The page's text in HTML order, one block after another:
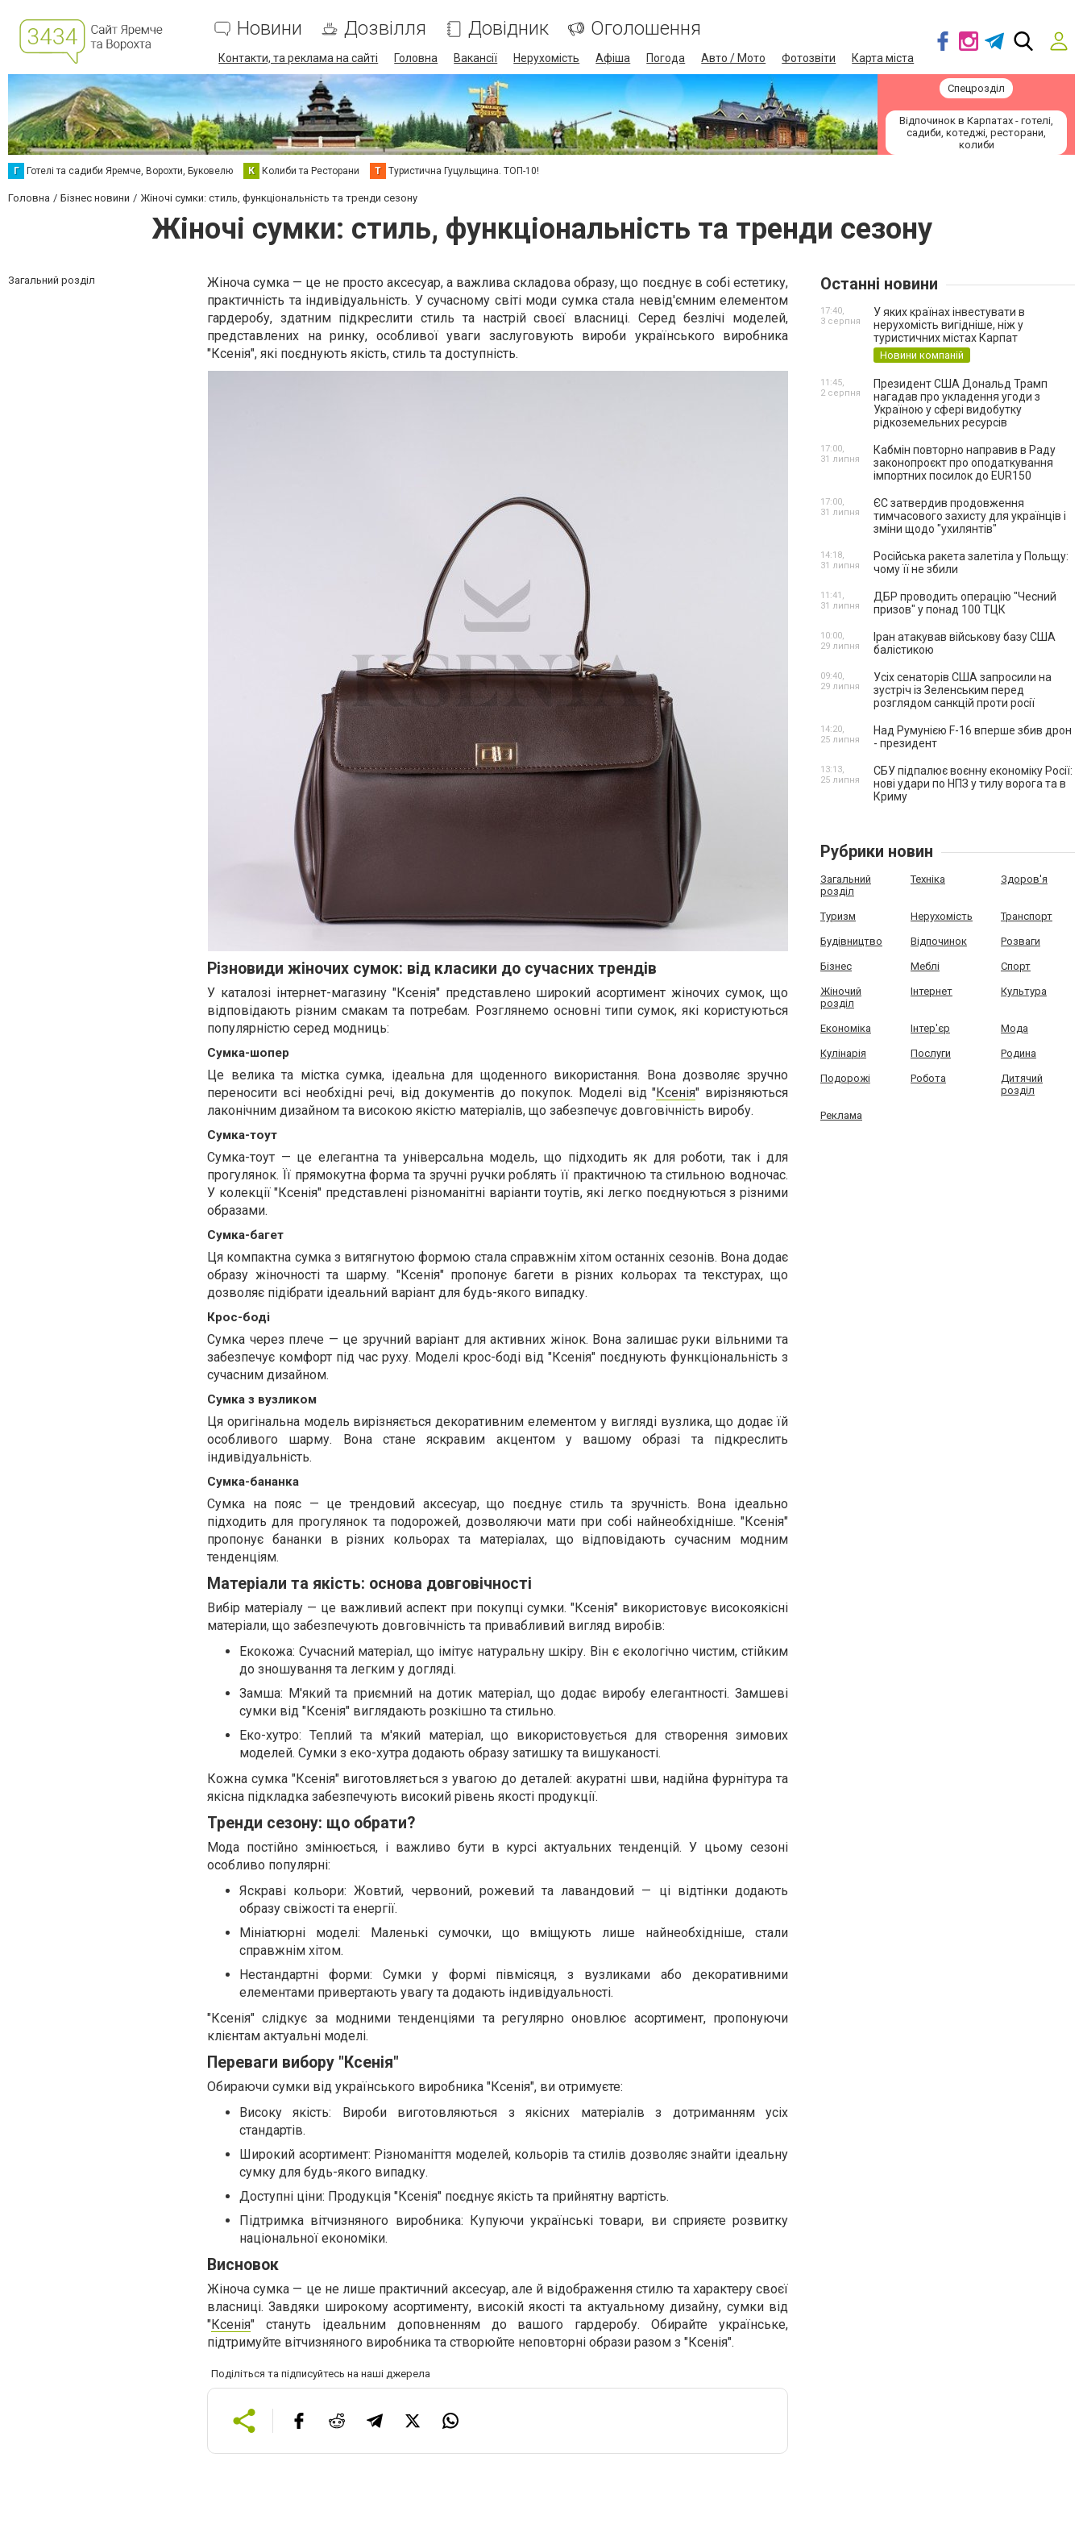
Новини Дозвілля Довідник Оголошення
Контакти, та реклама на сайті Головна Вакансії Нерухомість Афіша Погода Авто / Мото Фотозвіти Карта міста
Спецрозділ
Відпочинок в Карпатах - готелі,
садиби, котеджі, ресторани,
колиби
Г Готелі та садиби Яремче, Ворохти, Буковелю К Колиби та Ресторани Т Туристична Гуцульщина. ТОП-10!
Головна Бізнес новини Жіночі сумки: стиль, функціональність та тренди сезону
Жіночі сумки: стиль, функціональність та тренди сезону
Загальний розділ
Жіноча сумка — це не просто аксесуар, а важлива складова образу, що поєднує в собі естетику,
практичність та індивідуальність. У сучасному світі моди сумка стала невід'ємним елементом
гардеробу, здатним підкреслити стиль та настрій своєї власниці. Серед безлічі моделей,
представлених на ринку, особливої уваги заслуговують вироби українського виробника
"Ксенія", які поєднують якість, стиль та доступність.
Різновиди жіночих сумок: від класики до сучасних трендів
У каталозі інтернет-магазину "Ксенія" представлено широкий асортимент жіночих сумок, що
відповідають різним смакам та потребам. Розглянемо основні типи сумок, які користуються
популярністю серед модниць:
Сумка-шопер
Це велика та містка сумка, ідеальна для щоденного використання. Вона дозволяє зручно
переносити всі необхідні речі, від документів до покупок. Моделі від "Ксенія" вирізняються
лаконічним дизайном та високою якістю матеріалів, що забезпечує довговічність виробу.
Сумка-тоут
Сумка-тоут — це елегантна та універсальна модель, що підходить як для роботи, так і для
прогулянок. Її прямокутна форма та зручні ручки роблять її практичною та стильною водночас.
У колекції "Ксенія" представлені різноманітні варіанти тоутів, які легко поєднуються з різними
образами.
Сумка-багет
Ця компактна сумка з витягнутою формою стала справжнім хітом останніх сезонів. Вона додає
образу жіночності та шарму. "Ксенія" пропонує багети в різних кольорах та текстурах, що
дозволяє підібрати ідеальний варіант для будь-якого випадку.
Крос-боді
Сумка через плече — це зручний варіант для активних жінок. Вона залишає руки вільними та
забезпечує комфорт під час руху. Моделі крос-боді від "Ксенія" поєднують функціональність з
сучасним дизайном.
Сумка з вузликом
Ця оригінальна модель вирізняється декоративним елементом у вигляді вузлика, що додає їй
особливого шарму. Вона стане яскравим акцентом у вашому образі та підкреслить
індивідуальність.
Сумка-бананка
Сумка на пояс — це трендовий аксесуар, що поєднує стиль та зручність. Вона ідеально
підходить для прогулянок та подорожей, дозволяючи мати при собі найнеобхідніше. "Ксенія"
пропонує бананки в різних кольорах та матеріалах, що відповідають сучасним модним
тенденціям.
Матеріали та якість: основа довговічності
Вибір матеріалу — це важливий аспект при покупці сумки. "Ксенія" використовує високоякісні
матеріали, що забезпечують довговічність та привабливий вигляд виробів:
Екокожа: Сучасний матеріал, що імітує натуральну шкіру. Він є екологічно чистим, стійким
до зношування та легким у догляді.
Замша: М'який та приємний на дотик матеріал, що додає виробу елегантності. Замшеві
сумки від "Ксенія" виглядають розкішно та стильно.
Еко-хутро: Теплий та м'який матеріал, що використовується для створення зимових
моделей. Сумки з еко-хутра додають образу затишку та вишуканості.
Кожна сумка "Ксенія" виготовляється з увагою до деталей: акуратні шви, надійна фурнітура та
якісна підкладка забезпечують високий рівень якості продукції.
Тренди сезону: що обрати?
Мода постійно змінюється, і важливо бути в курсі актуальних тенденцій. У цьому сезоні
особливо популярні:
Яскраві кольори: Жовтий, червоний, рожевий та лавандовий — ці відтінки додають
образу свіжості та енергії.
Мініатюрні моделі: Маленькі сумочки, що вміщують лише найнеобхідніше, стали
справжнім хітом.
Нестандартні форми: Сумки у формі півмісяця, з вузликами або декоративними
елементами привертають увагу та додають індивідуальності.
"Ксенія" слідкує за модними тенденціями та регулярно оновлює асортимент, пропонуючи
клієнтам актуальні моделі.
Переваги вибору "Ксенія"
Обираючи сумки від українського виробника "Ксенія", ви отримуєте:
Високу якість: Вироби виготовляються з якісних матеріалів з дотриманням усіх
стандартів.
Широкий асортимент: Різноманіття моделей, кольорів та стилів дозволяє знайти ідеальну
сумку для будь-якого випадку.
Доступні ціни: Продукція "Ксенія" поєднує якість та прийнятну вартість.
Підтримка вітчизняного виробника: Купуючи українські товари, ви сприяєте розвитку
національної економіки.
Висновок
Жіноча сумка — це не лише практичний аксесуар, але й відображення стилю та характеру своєї
власниці. Завдяки широкому асортименту, високій якості та актуальному дизайну, сумки від
"Ксенія" стануть ідеальним доповненням до вашого гардеробу. Обирайте українське,
підтримуйте вітчизняного виробника та створюйте неповторні образи разом з "Ксенія".
Поділіться та підписуйтесь на наші джерела
Останні новини
У яких країнах інвестувати в
нерухомість вигідніше, ніж у
туристичних містах Карпат
Новини компаній
17:40,
3 серпня
Президент США Дональд Трамп
нагадав про укладення угоди з
Україною у сфері видобутку
рідкоземельних ресурсів
11:45,
2 серпня
Кабмін повторно направив в Раду
законопроєкт про оподаткування
імпортних посилок до EUR150
17:00,
31 липня
ЄС затвердив продовження
тимчасового захисту для українців і
зміни щодо "ухилянтів"
17:00,
31 липня
Російська ракета залетіла у Польщу:
чому її не збили
14:18,
31 липня
ДБР проводить операцію "Чесний
призов" у понад 100 ТЦК
11:41,
31 липня
Іран атакував військову базу США
балістикою
10:00,
29 липня
Усіх сенаторів США запросили на
зустріч із Зеленським перед
розглядом санкцій проти росії
09:40,
29 липня
Над Румунією F-16 вперше збив дрон
- президент
14:20,
25 липня
СБУ підпалює воєнну економіку Росії:
нові удари по НПЗ у тилу ворога та в
Криму
13:13,
25 липня
Рубрики новин
Загальний
розділ
Техніка Здоров'я
Туризм Нерухомість Транспорт
Будівництво Відпочинок Розваги
Бізнес Меблі Спорт
Жіночий
розділ
Інтернет Культура
Економіка Інтер'єр Мода
Кулінарія Послуги Родина
Подорожі Робота
Дитячий
розділ
Реклама